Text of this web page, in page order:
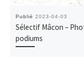
Publié 2023-04-03
Sélectif Mâcon –
podiums